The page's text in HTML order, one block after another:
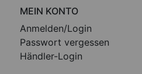
MEIN KONTO
Anmelden/Login
Passwort vergessen
Händler-Login